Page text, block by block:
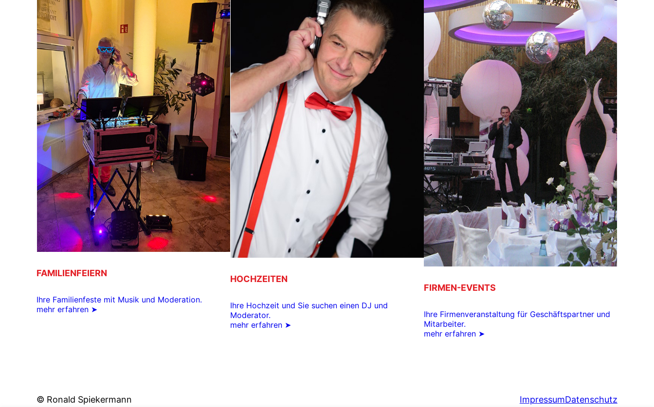
FAMILIENFEIERN
Ihre Familienfeste mit Musik und Moderation.
mehr erfahren ➤
HOCHZEITEN
Ihre Hochzeit und Sie suchen einen DJ und
Moderator.
mehr erfahren ➤
FIRMEN-EVENTS
Ihre Firmenveranstaltung für Geschäftspartner und
Mitarbeiter.
mehr erfahren ➤
© Ronald Spiekermann ImpressumDatenschutz